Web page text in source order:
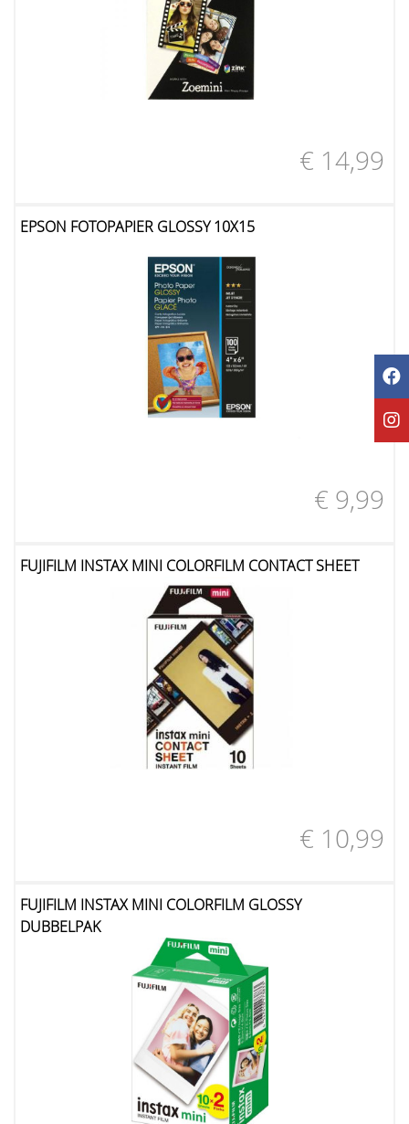
€ 14,99
EPSON FOTOPAPIER GLOSSY 10X15
€ 9,99
FUJIFILM INSTAX MINI COLORFILM CONTACT SHEET
€ 10,99
FUJIFILM INSTAX MINI COLORFILM GLOSSY
DUBBELPAK